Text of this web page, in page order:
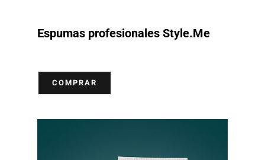
Espumas profesionales Style.Me
COMPRAR